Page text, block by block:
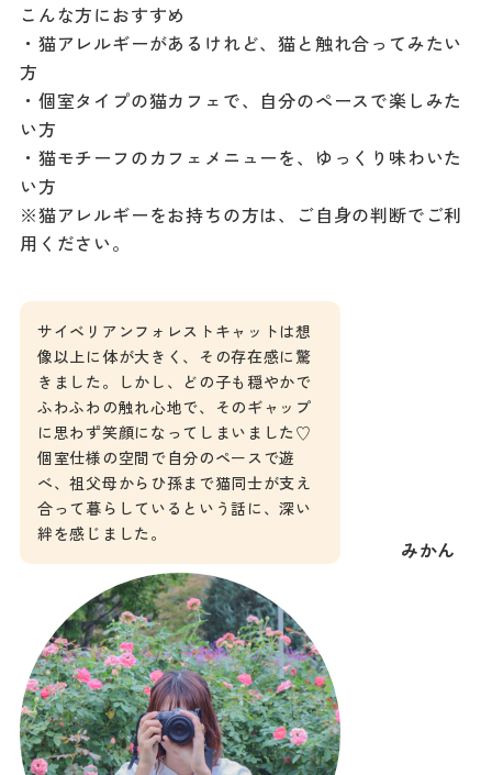
こんな方におすすめ
・猫アレルギーがあるけれど、猫と触れ合ってみたい
方
・個室タイプの猫カフェで、自分のペースで楽しみた
い方
・猫モチーフのカフェメニューを、ゆっくり味わいた
い方
※猫アレルギーをお持ちの方は、ご自身の判断でご利
用ください。
みかん
サイベリアンフォレストキャットは想
像以上に体が大きく、その存在感に驚
きました。しかし、どの子も穏やかで
ふわふわの触れ心地で、そのギャップ
に思わず笑顔になってしまいました♡
個室仕様の空間で自分のペースで遊
べ、祖父母からひ孫まで猫同士が支え
合って暮らしているという話に、深い
絆を感じました。